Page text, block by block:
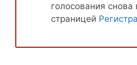
голосования снова
страницей